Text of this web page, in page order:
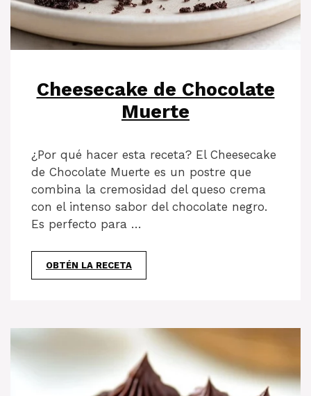
Cheesecake de Chocolate
Muerte
¿Por qué hacer esta receta? El Cheesecake
de Chocolate Muerte es un postre que
combina la cremosidad del queso crema
con el intenso sabor del chocolate negro.
Es perfecto para …
OBTÉN LA RECETA